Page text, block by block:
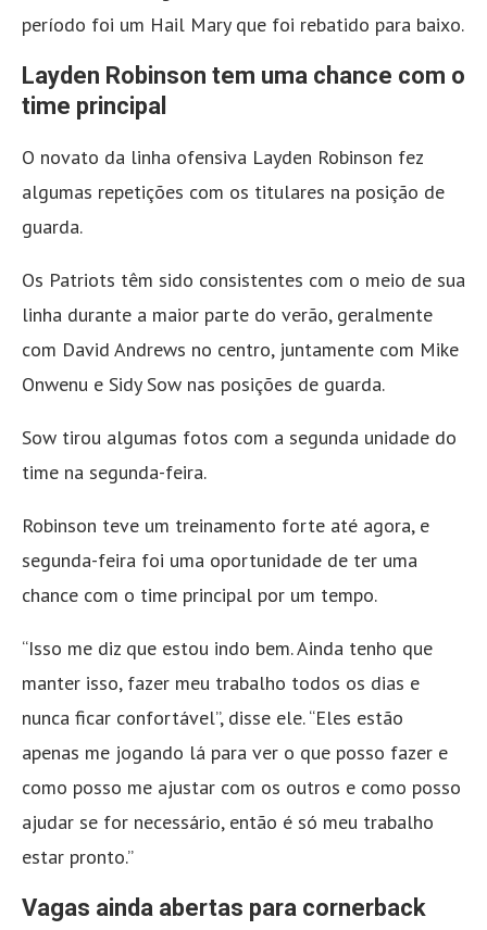
período foi um Hail Mary que foi rebatido para baixo.
Layden Robinson tem uma chance com o
time principal
O novato da linha ofensiva Layden Robinson fez
algumas repetições com os titulares na posição de
guarda.
Os Patriots têm sido consistentes com o meio de sua
linha durante a maior parte do verão, geralmente
com David Andrews no centro, juntamente com Mike
Onwenu e Sidy Sow nas posições de guarda.
Sow tirou algumas fotos com a segunda unidade do
time na segunda-feira.
Robinson teve um treinamento forte até agora, e
segunda-feira foi uma oportunidade de ter uma
chance com o time principal por um tempo.
“Isso me diz que estou indo bem. Ainda tenho que
manter isso, fazer meu trabalho todos os dias e
nunca ficar confortável”, disse ele. “Eles estão
apenas me jogando lá para ver o que posso fazer e
como posso me ajustar com os outros e como posso
ajudar se for necessário, então é só meu trabalho
estar pronto.”
Vagas ainda abertas para cornerback